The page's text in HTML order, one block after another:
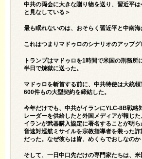
中共の両会に大きな贈り物を送り、習近平
と見なしている＞
最も眠れないのは、おそらく習近平と中南海
これはつまりマドゥロのシナリオのアップグ
トランプはマドゥロを1時間で米国の刑務所
半日で煉獄に送った。
マドゥロを斬首する前に、中共特使は大統領
600件もの大型契約を締結した。
今年だけでも、中共がイランにYLC-8B戦略
レーダーを供給したと外国メディアが報じ
イランが武器購入協定に署名することが明
音速対巡航ミサイルを宗教指導者を装った
だった。なぜ彼らは皆、めくらでおしなのか
そして、一日中口先だけの専門家たちは、